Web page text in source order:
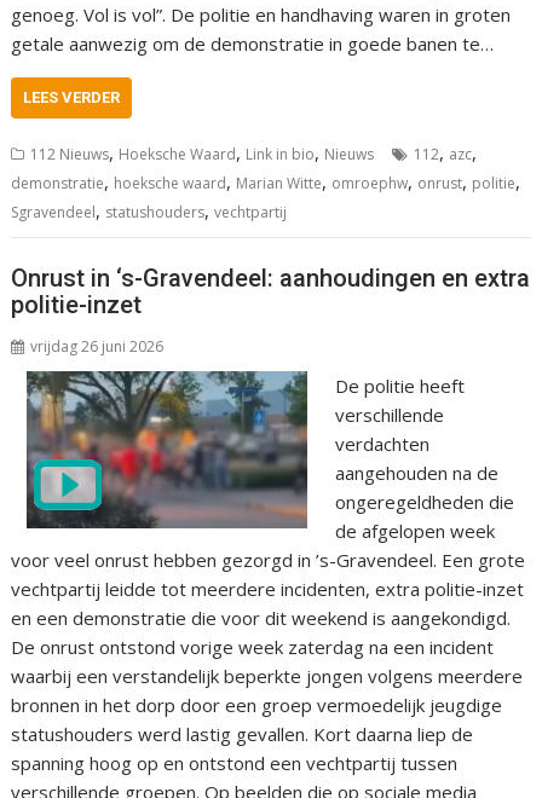
genoeg. Vol is vol”. De politie en handhaving waren in groten
getale aanwezig om de demonstratie in goede banen te…
LEES VERDER
112 Nieuws, Hoeksche Waard, Link in bio, Nieuws 112, azc,
demonstratie, hoeksche waard, Marian Witte, omroephw, onrust, politie,
Sgravendeel, statushouders,vechtpartij
Onrust in ‘s-Gravendeel: aanhoudingen en extra
politie-inzet
vrijdag 26 juni 2026
De politie heeft
verschillende
verdachten
aangehouden na de
ongeregeldheden die
de afgelopen week
voor veel onrust hebben gezorgd in ’s-Gravendeel. Een grote
vechtpartij leidde tot meerdere incidenten, extra politie-inzet
en een demonstratie die voor dit weekend is aangekondigd.
De onrust ontstond vorige week zaterdag na een incident
waarbij een verstandelijk beperkte jongen volgens meerdere
bronnen in het dorp door een groep vermoedelijk jeugdige
statushouders werd lastig gevallen. Kort daarna liep de
spanning hoog op en ontstond een vechtpartij tussen
verschillende groepen. Op beelden die op sociale media